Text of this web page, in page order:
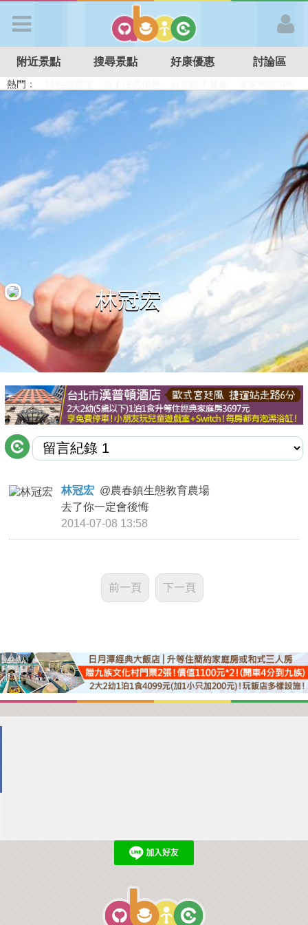
APP登入
首 頁
搜尋景點
好康優惠
最新留言
商家合作
推薦景點
討論區
聯絡我們
APP下載
附近景點 搜尋景點 好康優惠 討論區
熱門：
特色遊戲場
親子住房優惠 台北親子餐廳 溫泉泡湯SPA
林冠宏
林冠宏 @農春鎮生態教育農場
去了你一定會後悔
2014-07-08 13:58
前一頁 下一頁